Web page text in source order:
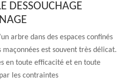
DESSOUCHAGE
arbre dans des espaces confinés
maçonnées est souvent très délicat.
en toute efficacité et en toute
les contraintes